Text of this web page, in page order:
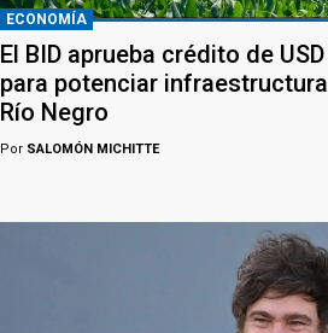
ECONOMÍA
El BID aprueba crédito de
para potenciar
Río Negro
Por SALOMÓN MICHITTE